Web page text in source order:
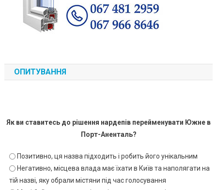
ОПИТУВАННЯ
Як ви ставитесь до рішення нардепів перейменувати Южне в
Порт-Аненталь?
Позитивно, ця назва підходить і робить його унікальним
Негативно, місцева влада має їхати в Київ та наполягати на
тій назві, яку обрали містяни під час голосування